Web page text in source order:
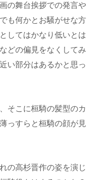
の舞台挨拶での発言や
も何かとお騒がせな方
してはかなり低いとは
どの偏見をなくしてみ
い部分はあるかと思っ
そこに桓騎の髪型のカ
っすらと桓騎の顔が見
の高杉晋作の姿を演じ